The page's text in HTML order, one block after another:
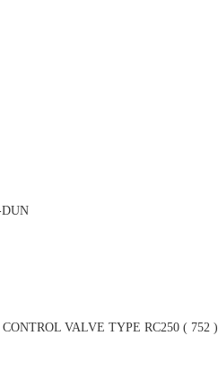
VALVE TYPE RC250 ( 752 )